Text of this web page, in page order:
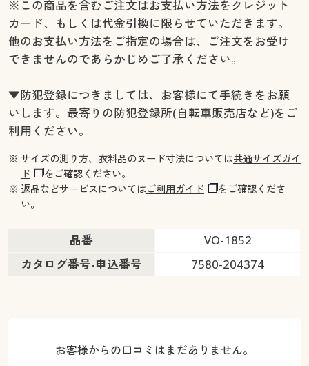
※この商品を含むご注文はお支払い方法をクレジット
カード、もしくは代金引換に限らせていただきます。
他のお支払い方法をご指定の場合は、ご注文をお受け
できませんのであらかじめご了承ください。
▼防犯登録につきましては、お客様にて手続きをお願
いします。最寄りの防犯登録所(自転車販売店など)をご
利用ください。
※ サイズの測り方、衣料品のヌード寸法については共通サイズガイ
ド
をご確認ください。
※ 返品などサービスについてはご利用ガイド
をご確認くださ
い。
品番
VO-1852
カタログ番号-申込番号
7580-204374
お客様からの口コミはまだありません。